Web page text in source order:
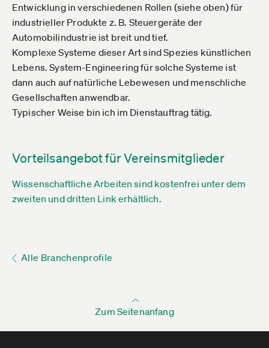
Entwicklung in verschiedenen Rollen (siehe oben) für
industrieller Produkte z. B. Steuergeräte der
Automobilindustrie ist breit und tief.
Komplexe Systeme dieser Art sind Spezies künstlichen
Lebens. System-Engineering für solche Systeme ist
dann auch auf natürliche Lebewesen und menschliche
Gesellschaften anwendbar.
Typischer Weise bin ich im Dienstauftrag tätig.
Vorteilsangebot für Vereinsmitglieder
Wissenschaftliche Arbeiten sind kostenfrei unter dem
zweiten und dritten Link erhältlich.
Alle Branchenprofile
Zum Seitenanfang